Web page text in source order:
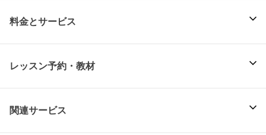
料金とサービス
レッスン予約・教材
関連サービス